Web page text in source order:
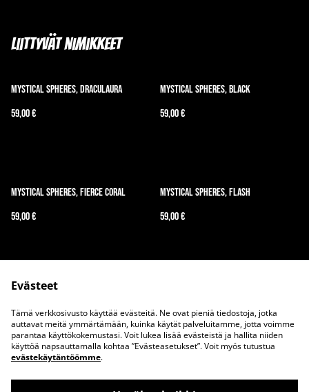
Liittyvät nimikkeet
Mystical Spheres, Draculaura
59,00 €
Mystical Spheres, Black
59,00 €
Mystical Spheres, Fierce Coral
59,00 €
Mystical Spheres, Flash
59,00 €
Ota meihin yhteyttä
Juridiset ehdot
Tietosuojakäytäntö
Evästeet
Tämä verkkosivusto käyttää evästeitä. Ne ovat pieniä tiedostoja, jotka
auttavat meitä ymmärtämään, kuinka käytät palveluitamme, jotta voimme
parantaa käyttökokemustasi. Voit lukea lisää evästeistä ja hallita niiden
käyttöä napsauttamalla kohtaa ”Evästeasetukset”. Voit myös tutustua
evästekäytäntöömme.